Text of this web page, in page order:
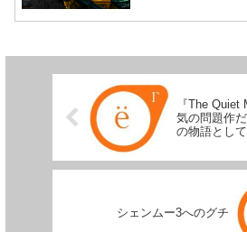
『The Quiet
気の問題作
の物語とし
シェンムー3へのグチ